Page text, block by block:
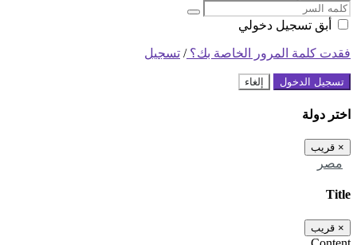
أبق تسجيل دخولي
فقدت كلمة المرور الخاصة بك؟/ تسجيل
تسجيل الدخول إلغاء
اختر دولة
× قريب
مصر
Title
× قريب